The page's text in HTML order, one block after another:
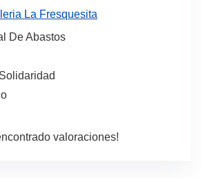
La Fresquesita
De Abastos
valoraciones!